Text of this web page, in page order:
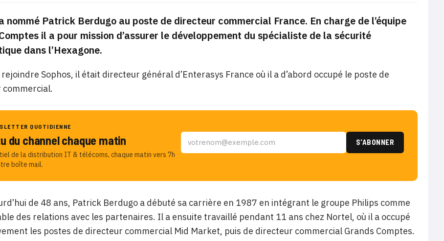
nommé Patrick Berdugo au poste de directeur commercial France. En charge de l’équipe
il a pour mission d’assurer le développement du spécialiste de la sécurité
dans l’Hexagone.
Sophos, il était directeur général d’Enterasys France où il a d’abord occupé le poste de
QUOTIDIENNE
du channel chaque matin
de la distribution IT & télécoms, chaque matin vers 7h
boîte mail.
de 48 ans, Patrick Berdugo a débuté sa carrière en 1987 en intégrant le groupe Philips comme
des relations avec les partenaires. Il a ensuite travaillé pendant 11 ans chez Nortel, où il a occupé
les postes de directeur commercial Mid Market, puis de directeur commercial Grands Comptes.